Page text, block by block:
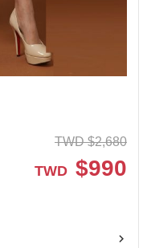
TWD $2,680
TWD $990